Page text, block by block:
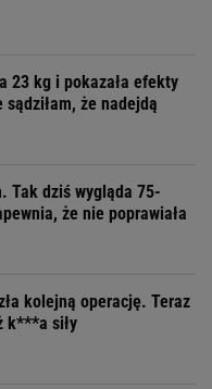
23 kg i pokazała efekty
że nadejdą
Tak dziś wygląda 75-
że nie poprawiała
kolejną operację. Teraz
k***a siły